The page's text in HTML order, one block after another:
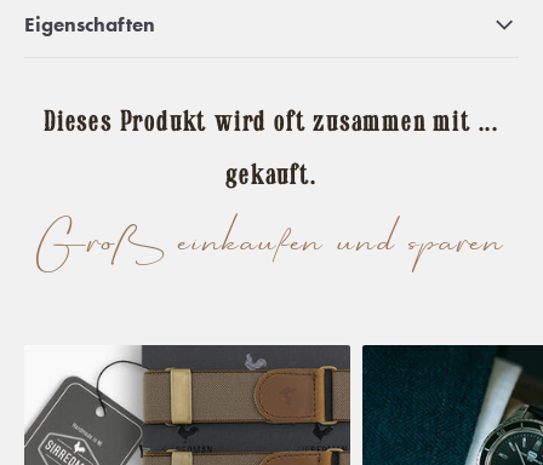
Eigenschaften
Groß einkaufen und sparen
Dieses Produkt wird oft zusammen mit ...
gekauft.